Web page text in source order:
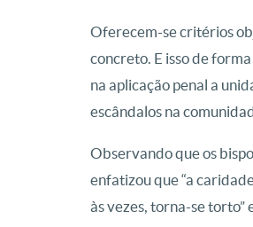
Oferecem-se critérios
concreto. E isso de
na aplicação penal a
escândalos na
Observando que os
enfatizou que “a
às vezes, torna-se torto”